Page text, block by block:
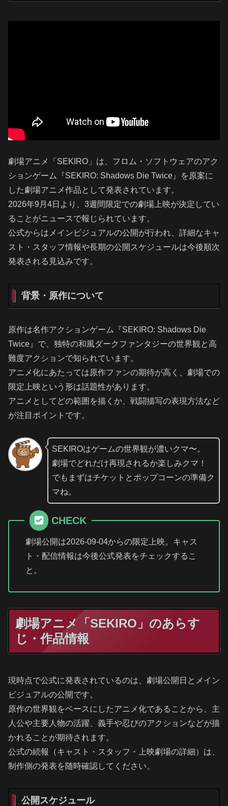
劇場アニメ「SEKIRO」は、フロム・ソフトウェアのアク
ションゲーム『SEKIRO: Shadows Die Twice』を原案に
した劇場アニメ作品として発表されています。
2026年9月4日より、3週間限定での劇場上映が決定してい
ることがニュースで報じられています。
公式からはメインビジュアルの公開が行われ、詳細なキャ
スト・スタッフ情報や長期の公開スケジュールは今後順次
発表される見込みです。
背景・原作について
原作は名作アクションゲーム『SEKIRO: Shadows Die
Twice』で、独特の和風ダークファンタジーの世界観と高
難度アクションで知られています。
アニメ化にあたっては原作ファンの期待が高く、劇場での
限定上映という形は話題性があります。
アニメとしてどの範囲を描くか、戦闘描写の表現方法など
が注目ポイントです。
SEKIROはゲームの世界観が濃いクマ〜。
劇場でどれだけ再現されるか楽しみクマ！
でもまずはチケットとポップコーンの準備ク
マね。
CHECK
劇場公開は2026-09-04からの限定上映。キャス
ト・配信情報は今後公式発表をチェックするこ
と。
劇場アニメ「SEKIRO」のあらす
じ・作品情報
現時点で公式に発表されているのは、劇場公開日とメイン
ビジュアルの公開です。
原作の世界観をベースにしたアニメ化であることから、主
人公や主要人物の活躍、義手や忍びのアクションなどが描
かれることが期待されます。
公式の続報（キャスト・スタッフ・上映劇場の詳細）は、
制作側の発表を随時確認してください。
公開スケジュール